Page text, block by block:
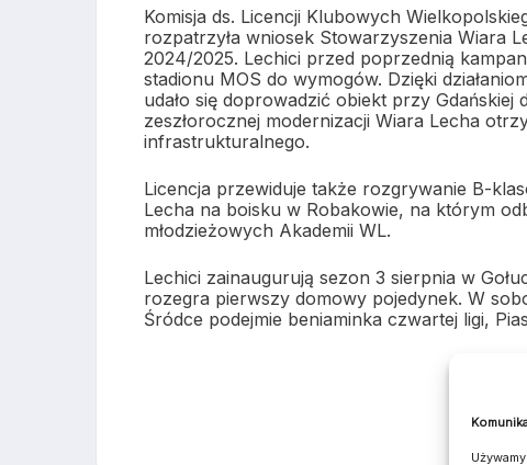
Komisja ds. Licencji Klubowych
rozpatrzyła wniosek Stowarzyszenia Wiara
2024/2025. Lechici przed poprzednią
stadionu MOS do wymogów. Dzięki
udało się doprowadzić obiekt przy
zeszłorocznej modernizacji Wiara Lecha
infrastrukturalnego.
Licencja przewiduje także rozgrywanie B-
Lecha na boisku w Robakowie, na którym
młodzieżowych Akademii WL.
Lechici zainaugurują sezon 3 sierpnia w
rozegra pierwszy domowy pojedynek. W
Śródce podejmie beniaminka czwartej ligi,